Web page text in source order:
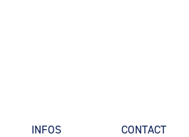
INFOS CONTACT